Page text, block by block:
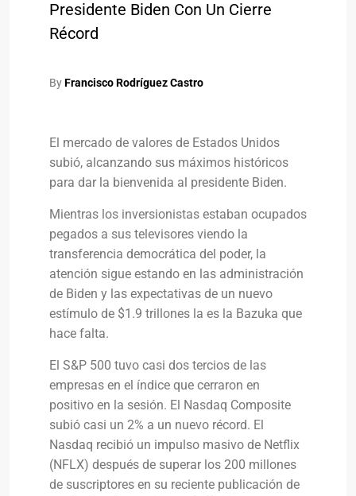
Presidente Biden Con Un Cierre
Récord
ByFrancisco Rodríguez Castro
El mercado de valores de Estados Unidos
subió, alcanzando sus máximos históricos
para dar la bienvenida al presidente Biden.
Mientras los inversionistas estaban ocupados
pegados a sus televisores viendo la
transferencia democrática del poder, la
atención sigue estando en las administración
de Biden y las expectativas de un nuevo
estímulo de $1.9 trillones la es la Bazuka que
hace falta.
El S&P 500 tuvo casi dos tercios de las
empresas en el índice que cerraron en
positivo en la sesión. El Nasdaq Composite
subió casi un 2% a un nuevo récord. El
Nasdaq recibió un impulso masivo de Netflix
(NFLX) después de superar los 200 millones
de suscriptores en su reciente publicación de